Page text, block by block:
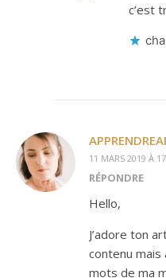
c’est
11 MARS 2019 À
RÉPONDRE
Hello,
J’adore ton
contenu mais
mots de ma